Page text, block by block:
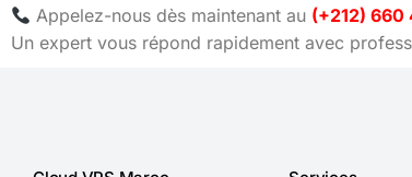
Appelez-nous dès maintenant au (+212) 660
Un expert vous répond rapidement avec